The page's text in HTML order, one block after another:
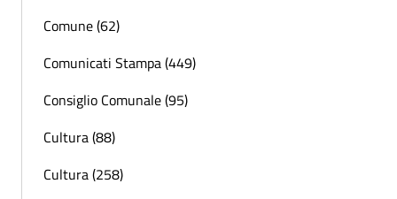
Comune (62)
Comunicati Stampa (449)
Consiglio Comunale (95)
Cultura (88)
Cultura (258)